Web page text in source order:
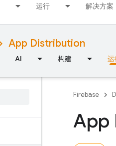
运行 解决方案
App Distribution
AI 构建 运
Firebase
App